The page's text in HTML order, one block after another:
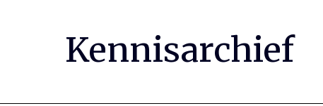
Kennisarchief